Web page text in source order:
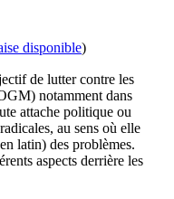
disponible)
de lutter contre les
notamment dans
attache politique ou
au sens où elle
en latin) des problèmes.
aspects derrière les